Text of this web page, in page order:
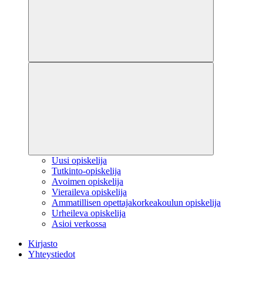
Uusi opiskelija
Tutkinto-opiskelija
Avoimen opiskelija
Vieraileva opiskelija
Ammatillisen opettajakorkeakoulun opiskelija
Urheileva opiskelija
Asioi verkossa
Kirjasto
Yhteystiedot